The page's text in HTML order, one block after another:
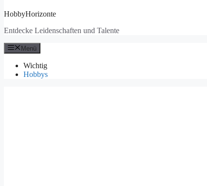
HobbyHorizonte
Entdecke Leidenschaften und Talente
Menü
Wichtig
Hobbys